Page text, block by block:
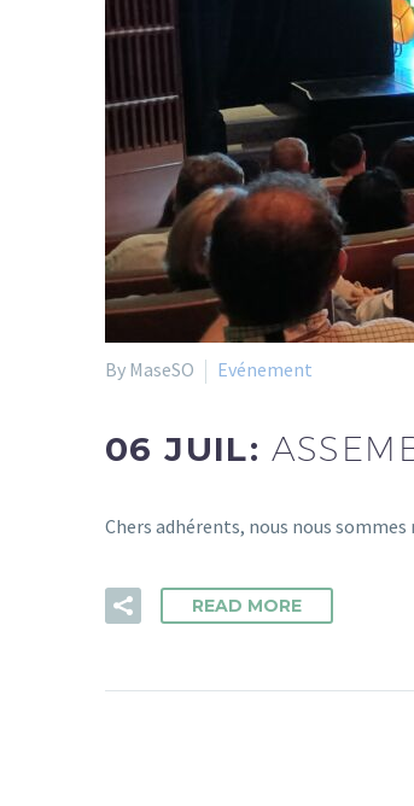
By MaseSO Evénement
06 JUIL:
Chers adhérents, nous nous
READ MORE